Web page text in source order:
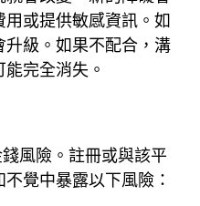
或提供敏感資訊。如
級。如果不配合，溝
完全消失。
風險。註冊或與該平
覺中暴露以下風險：